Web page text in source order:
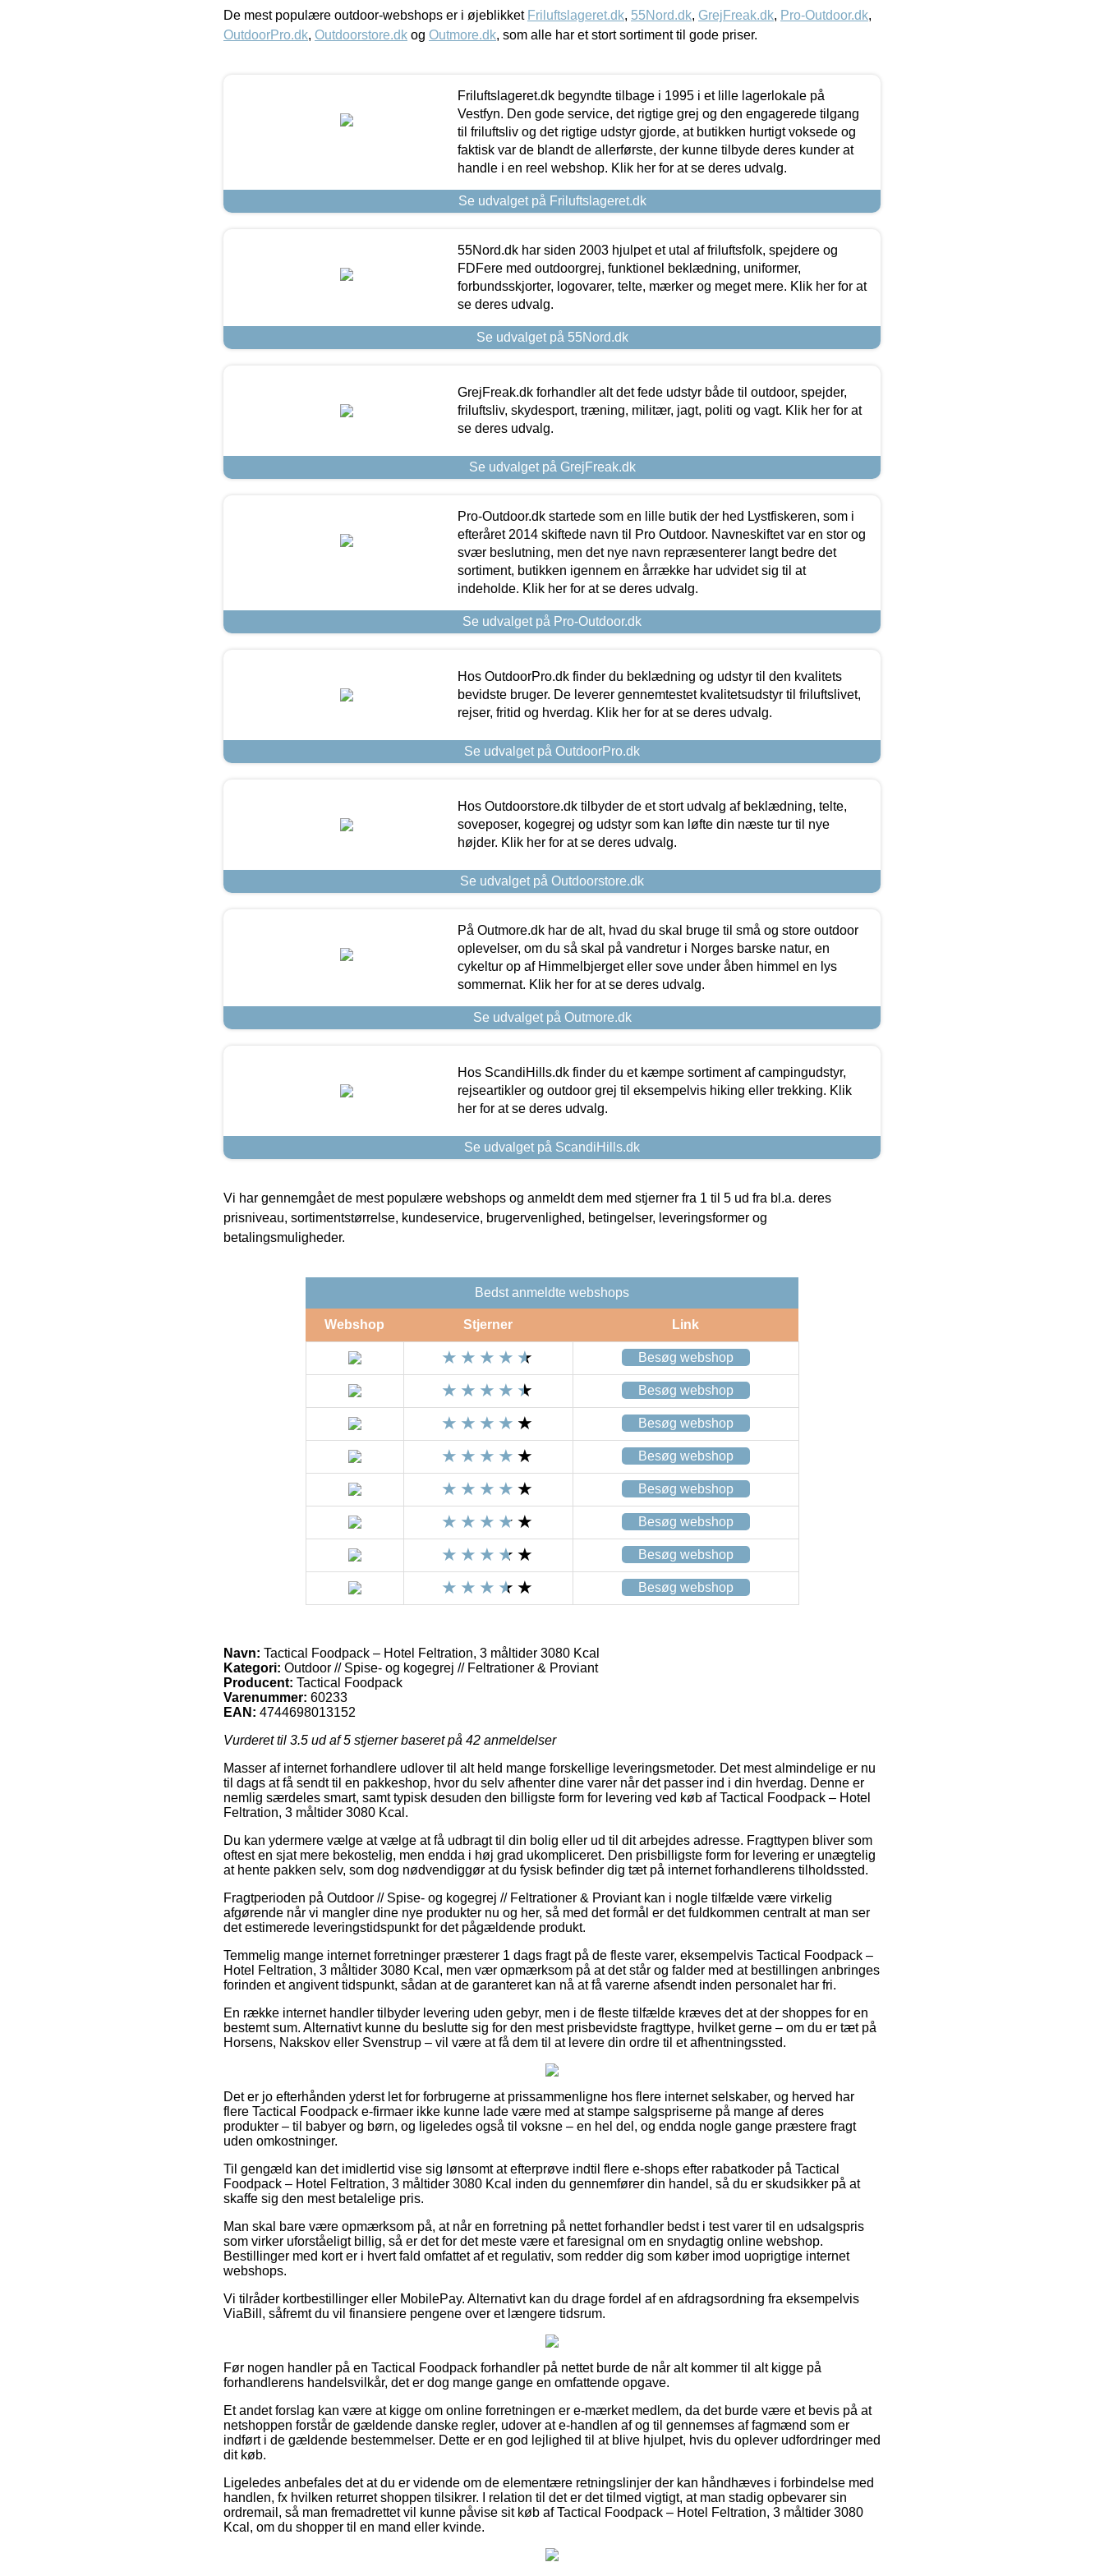
De mest populære outdoor-webshops er i øjeblikket Friluftslageret.dk, 55Nord.dk, GrejFreak.dk, Pro-Outdoor.dk,
OutdoorPro.dk, Outdoorstore.dk og Outmore.dk, som alle har et stort sortiment til gode priser.
Friluftslageret.dk begyndte tilbage i 1995 i et lille lagerlokale på
Vestfyn. Den gode service, det rigtige grej og den engagerede tilgang
til friluftsliv og det rigtige udstyr gjorde, at butikken hurtigt voksede og
faktisk var de blandt de allerførste, der kunne tilbyde deres kunder at
handle i en reel webshop. Klik her for at se deres udvalg.
Se udvalget på Friluftslageret.dk
55Nord.dk har siden 2003 hjulpet et utal af friluftsfolk, spejdere og
FDFere med outdoorgrej, funktionel beklædning, uniformer,
forbundsskjorter, logovarer, telte, mærker og meget mere. Klik her for at
se deres udvalg.
Se udvalget på 55Nord.dk
GrejFreak.dk forhandler alt det fede udstyr både til outdoor, spejder,
friluftsliv, skydesport, træning, militær, jagt, politi og vagt. Klik her for at
se deres udvalg.
Se udvalget på GrejFreak.dk
Pro-Outdoor.dk startede som en lille butik der hed Lystfiskeren, som i
efteråret 2014 skiftede navn til Pro Outdoor. Navneskiftet var en stor og
svær beslutning, men det nye navn repræsenterer langt bedre det
sortiment, butikken igennem en årrække har udvidet sig til at
indeholde. Klik her for at se deres udvalg.
Se udvalget på Pro-Outdoor.dk
Hos OutdoorPro.dk finder du beklædning og udstyr til den kvalitets
bevidste bruger. De leverer gennemtestet kvalitetsudstyr til friluftslivet,
rejser, fritid og hverdag. Klik her for at se deres udvalg.
Se udvalget på OutdoorPro.dk
Hos Outdoorstore.dk tilbyder de et stort udvalg af beklædning, telte,
soveposer, kogegrej og udstyr som kan løfte din næste tur til nye
højder. Klik her for at se deres udvalg.
Se udvalget på Outdoorstore.dk
På Outmore.dk har de alt, hvad du skal bruge til små og store outdoor
oplevelser, om du så skal på vandretur i Norges barske natur, en
cykeltur op af Himmelbjerget eller sove under åben himmel en lys
sommernat. Klik her for at se deres udvalg.
Se udvalget på Outmore.dk
Hos ScandiHills.dk finder du et kæmpe sortiment af campingudstyr,
rejseartikler og outdoor grej til eksempelvis hiking eller trekking. Klik
her for at se deres udvalg.
Se udvalget på ScandiHills.dk
Vi har gennemgået de mest populære webshops og anmeldt dem med stjerner fra 1 til 5 ud fra bl.a. deres
prisniveau, sortimentstørrelse, kundeservice, brugervenlighed, betingelser, leveringsformer og
betalingsmuligheder.
Bedst anmeldte webshops
Webshop Stjerner Link
Besøg webshop
Besøg webshop
Besøg webshop
Besøg webshop
Besøg webshop
Besøg webshop
Besøg webshop
Besøg webshop
Navn: Tactical Foodpack – Hotel Feltration, 3 måltider 3080 Kcal
Kategori: Outdoor // Spise- og kogegrej // Feltrationer & Proviant
Producent: Tactical Foodpack
Varenummer: 60233
EAN: 4744698013152
Vurderet til 3.5 ud af 5 stjerner baseret på 42 anmeldelser
Masser af internet forhandlere udlover til alt held mange forskellige leveringsmetoder. Det mest almindelige er nu
til dags at få sendt til en pakkeshop, hvor du selv afhenter dine varer når det passer ind i din hverdag. Denne er
nemlig særdeles smart, samt typisk desuden den billigste form for levering ved køb af Tactical Foodpack – Hotel
Feltration, 3 måltider 3080 Kcal.
Du kan ydermere vælge at vælge at få udbragt til din bolig eller ud til dit arbejdes adresse. Fragttypen bliver som
oftest en sjat mere bekostelig, men endda i høj grad ukompliceret. Den prisbilligste form for levering er unægtelig
at hente pakken selv, som dog nødvendiggør at du fysisk befinder dig tæt på internet forhandlerens tilholdssted.
Fragtperioden på Outdoor // Spise- og kogegrej // Feltrationer & Proviant kan i nogle tilfælde være virkelig
afgørende når vi mangler dine nye produkter nu og her, så med det formål er det fuldkommen centralt at man ser
det estimerede leveringstidspunkt for det pågældende produkt.
Temmelig mange internet forretninger præsterer 1 dags fragt på de fleste varer, eksempelvis Tactical Foodpack –
Hotel Feltration, 3 måltider 3080 Kcal, men vær opmærksom på at det står og falder med at bestillingen anbringes
forinden et angivent tidspunkt, sådan at de garanteret kan nå at få varerne afsendt inden personalet har fri.
En række internet handler tilbyder levering uden gebyr, men i de fleste tilfælde kræves det at der shoppes for en
bestemt sum. Alternativt kunne du beslutte sig for den mest prisbevidste fragttype, hvilket gerne – om du er tæt på
Horsens, Nakskov eller Svenstrup – vil være at få dem til at levere din ordre til et afhentningssted.
Det er jo efterhånden yderst let for forbrugerne at prissammenligne hos flere internet selskaber, og herved har
flere Tactical Foodpack e-firmaer ikke kunne lade være med at stampe salgspriserne på mange af deres
produkter – til babyer og børn, og ligeledes også til voksne – en hel del, og endda nogle gange præstere fragt
uden omkostninger.
Til gengæld kan det imidlertid vise sig lønsomt at efterprøve indtil flere e-shops efter rabatkoder på Tactical
Foodpack – Hotel Feltration, 3 måltider 3080 Kcal inden du gennemfører din handel, så du er skudsikker på at
skaffe sig den mest betalelige pris.
Man skal bare være opmærksom på, at når en forretning på nettet forhandler bedst i test varer til en udsalgspris
som virker uforståeligt billig, så er det for det meste være et faresignal om en snydagtig online webshop.
Bestillinger med kort er i hvert fald omfattet af et regulativ, som redder dig som køber imod uoprigtige internet
webshops.
Vi tilråder kortbestillinger eller MobilePay. Alternativt kan du drage fordel af en afdragsordning fra eksempelvis
ViaBill, såfremt du vil finansiere pengene over et længere tidsrum.
Før nogen handler på en Tactical Foodpack forhandler på nettet burde de når alt kommer til alt kigge på
forhandlerens handelsvilkår, det er dog mange gange en omfattende opgave.
Et andet forslag kan være at kigge om online forretningen er e-mærket medlem, da det burde være et bevis på at
netshoppen forstår de gældende danske regler, udover at e-handlen af og til gennemses af fagmænd som er
indført i de gældende bestemmelser. Dette er en god lejlighed til at blive hjulpet, hvis du oplever udfordringer med
dit køb.
Ligeledes anbefales det at du er vidende om de elementære retningslinjer der kan håndhæves i forbindelse med
handlen, fx hvilken returret shoppen tilsikrer. I relation til det er det tilmed vigtigt, at man stadig opbevarer sin
ordremail, så man fremadrettet vil kunne påvise sit køb af Tactical Foodpack – Hotel Feltration, 3 måltider 3080
Kcal, om du shopper til en mand eller kvinde.